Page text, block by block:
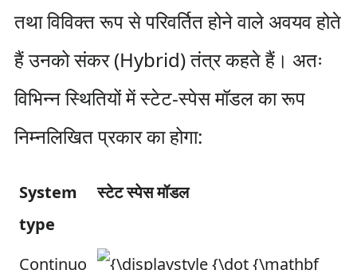
तथा विविक्त रूप से परिवर्तित होने वाले अवयव होते
हैं उनको संकर (Hybrid) तंत्र कहते हैं। अतः
विभिन्न स्थितियों में स्टेट-स्पेस मॉडल का रूप
निम्नलिखित प्रकार का होगा:
System
type
स्टेट स्पेस मॉडल
Continuo